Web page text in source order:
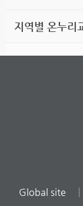
지역별 온누리
Global site